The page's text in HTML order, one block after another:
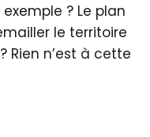
? Le plan
le territoire
Rien n’est à cette